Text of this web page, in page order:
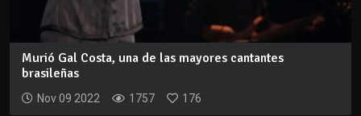
Murió Gal Costa, una de las mayores cantantes
brasileñas
Nov 09 2022 1757 176